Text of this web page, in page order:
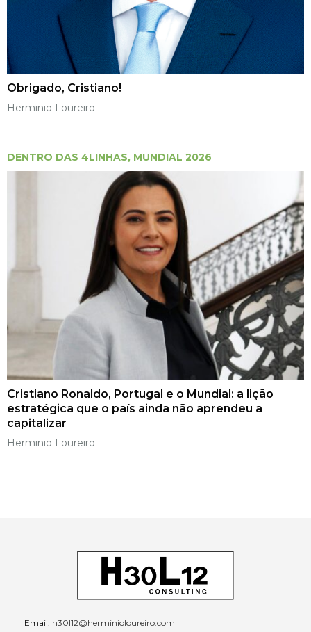
Obrigado, Cristiano!
Herminio Loureiro
DENTRO DAS 4LINHAS, MUNDIAL 2026
Cristiano Ronaldo, Portugal e o Mundial: a lição
estratégica que o país ainda não aprendeu a
capitalizar
Herminio Loureiro
Email: h30l12@herminioloureiro.com